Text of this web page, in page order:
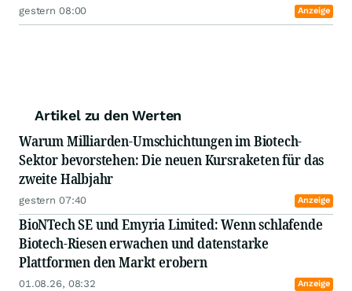
gestern 08:00 Anzeige
Artikel zu den Werten
Warum Milliarden-Umschichtungen im Biotech-
Sektor bevorstehen: Die neuen Kursraketen für das
zweite Halbjahr
gestern 07:40 Anzeige
BioNTech SE und Emyria Limited: Wenn schlafende
Biotech-Riesen erwachen und datenstarke
Plattformen den Markt erobern
01.08.26, 08:32 Anzeige